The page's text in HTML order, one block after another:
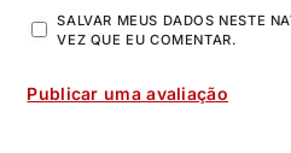
SALVAR MEUS DADOS NESTE
VEZ QUE EU COMENTAR.